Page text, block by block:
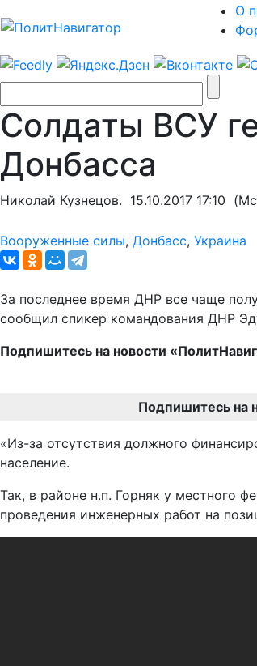
О
Солдаты ВСУ
Донбасса
Николай Кузнецов. 15.10.2017 17:10
Вооруженные силы, Донбасс, Украина
За последнее время ДНР все чаще
сообщил спикер командования ДНР
Подпишитесь на новости
Подпишитесь на
«Из-за отсутствия должного
население.
Так, в районе н.п. Горняк у местного
проведения инженерных работ на